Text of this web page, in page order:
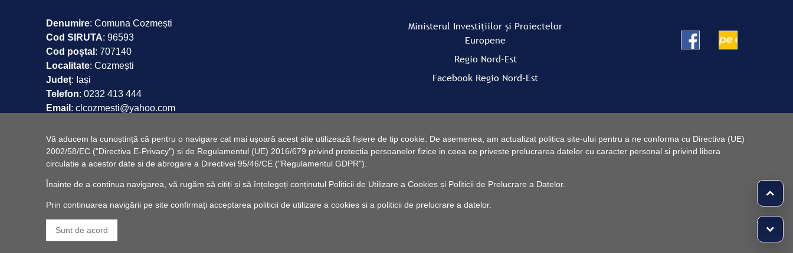
Vă aducem la cunoștință că pentru o navigare cat mai ușoară acest site utilizează fișiere de tip cookie. De asemenea, am actualizat politica site-ului pentru a ne conforma cu Directiva (UE)
2002/58/EC ("Directiva E-Privacy") si de Regulamentul (UE) 2016/679 privind protectia persoanelor fizice in ceea ce priveste prelucrarea datelor cu caracter personal si privind libera
circulatie a acestor date si de abrogare a Directivei 95/46/CE ("Regulamentul GDPR").
Înainte de a continua navigarea, vă rugăm să citiți și să înțelegeți conținutul Politicii de Utilizare a Cookiesși Politicii de Prelucrare a Datelor.
Prin continuarea navigării pe site confirmați acceptarea politicii de utilizare a cookies si a politicii de prelucrare a datelor.
Sunt de acord
Denumire: Comuna Cozmești
Cod SIRUTA: 96593
Cod poștal : 707140
Localitate: Cozmești
Județ: Iași
Telefon: 0232 413 444
Email : clcozmesti@yahoo.com
Ministerul Investițiilor și Proiectelor
Europene
Regio Nord-Est
Facebook Regio Nord-Est